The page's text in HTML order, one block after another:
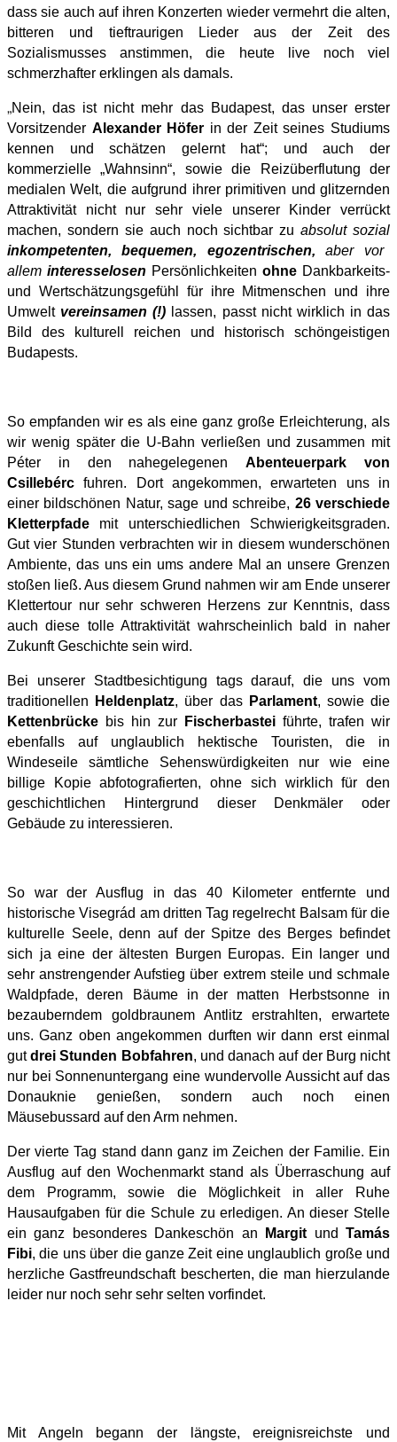
dass sie auch auf ihren Konzerten wieder vermehrt die alten,
bitteren und tieftraurigen Lieder aus der Zeit des
Sozialismusses anstimmen, die heute live noch viel
schmerzhafter erklingen als damals.
„Nein, das ist nicht mehr das Budapest, das unser erster
Vorsitzender Alexander Höfer in der Zeit seines Studiums
kennen und schätzen gelernt hat“; und auch der
kommerzielle „Wahnsinn“, sowie die Reizüberflutung der
medialen Welt, die aufgrund ihrer primitiven und glitzernden
Attraktivität nicht nur sehr viele unserer Kinder verrückt
machen, sondern sie auch noch sichtbar zuabsolut sozial
inkompetenten, bequemen, egozentrischen,aber vor
allem interesselosen Persönlichkeiten ohne Dankbarkeits-
und Wertschätzungsgefühl für ihre Mitmenschen und ihre
Umwelt vereinsamen (!) lassen, passt nicht wirklich in das
Bild des kulturell reichen und historisch schöngeistigen
Budapests.
So empfanden wir es als eine ganz große Erleichterung, als
wir wenig später die U-Bahn verließen und zusammen mit
Péter in den nahegelegenenAbenteuerpark von
Csillebérc fuhren. Dort angekommen, erwarteten uns in
einer bildschönen Natur, sage und schreibe, 26 verschiede
Kletterpfade mit unterschiedlichen Schwierigkeitsgraden.
Gut vier Stunden verbrachten wir in diesem wunderschönen
Ambiente, das uns ein ums andere Mal an unsere Grenzen
stoßen ließ. Aus diesem Grund nahmen wir am Ende unserer
Klettertour nur sehr schweren Herzens zur Kenntnis, dass
auch diese tolle Attraktivität wahrscheinlich bald in naher
Zukunft Geschichte sein wird.
Bei unserer Stadtbesichtigung tags darauf, die uns vom
traditionellen
Heldenplatz, über das Parlament, sowie die
Kettenbrücke bis hin zur Fischerbastei führte, trafen wir
ebenfalls auf unglaublich hektische Touristen, die in
Windeseile sämtliche Sehenswürdigkeiten nur wie eine
billige Kopie abfotografierten, ohne sich wirklich für den
geschichtlichen Hintergrund dieser Denkmäler oder
Gebäude zu interessieren.
So war der Ausflug in das 40 Kilometer entfernte und
historische Visegrád am dritten Tag regelrecht Balsam für die
kulturelle Seele, denn auf der Spitze des Berges befindet
sich ja eine der ältesten Burgen Europas. Ein langer und
sehr anstrengender Aufstieg über extrem steile und schmale
Waldpfade, deren Bäume in der matten Herbstsonne in
bezauberndem goldbraunem Antlitz erstrahlten, erwartete
uns. Ganz oben angekommen durften wir dann erst einmal
gutdrei Stunden Bobfahren, und danach auf der Burg nicht
nur bei Sonnenuntergang eine wundervolle Aussicht auf das
Donauknie genießen, sondern auch noch einen
Mäusebussard auf den Arm nehmen.
Der vierte Tag stand dann ganz im Zeichen der Familie. Ein
Ausflug auf den Wochenmarkt stand als Überraschung auf
dem Programm, sowie die Möglichkeit in aller Ruhe
Hausaufgaben für die Schule zu erledigen. An dieser Stelle
ein ganz besonderes Dankeschön an
Margit undTamás
Fibi, die uns über die ganze Zeit eine unglaublich große und
herzliche Gastfreundschaft bescherten, die man hierzulande
leider nur noch sehr sehr selten vorfindet.
Mit Angeln begann der längste, ereignisreichste und